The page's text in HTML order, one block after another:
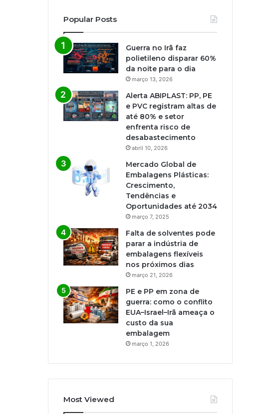
Popular Posts
Guerra no Irã faz
polietileno disparar 60%
da noite para o dia
março 13, 2026
Alerta ABIPLAST: PP, PE
e PVC registram altas de
até 80% e setor
enfrenta risco de
desabastecimento
abril 10, 2026
Mercado Global de
Embalagens Plásticas:
Crescimento,
Tendências e
Oportunidades até 2034
março 7, 2025
Falta de solventes pode
parar a indústria de
embalagens flexíveis
nos próximos dias
março 21, 2026
PE e PP em zona de
guerra: como o conflito
EUA–Israel–Irã ameaça o
custo da sua
embalagem
março 1, 2026
Most Viewed